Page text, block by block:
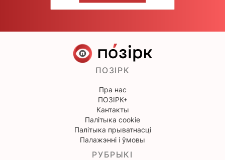
ПОЗІРК
Пра нас
ПОЗІРК+
Кантакты
Палітыка cookie
Палітыка прыватнасці
Палажэнні і ўмовы
РУБРЫКІ